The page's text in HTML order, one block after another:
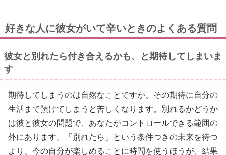
好きな人に彼女がいて辛いときのよくある質問
彼女と別れたら付き合えるかも、と期待してしまいま
す
期待してしまうのは自然なことですが、その期待に自分の
生活まで預けてしまうと苦しくなります。別れるかどうか
は彼と彼女の問題で、あなたがコントロールできる範囲の
外にあります。「別れたら」という条件つきの未来を待つ
より、今の自分が楽しめることに時間を使うほうが、結果